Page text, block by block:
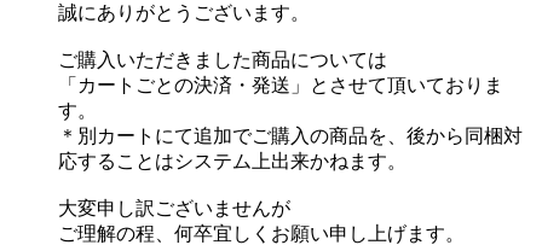
誠にありがとうございます。
ご購入いただきました商品については
「カートごとの決済・発送」とさせて頂いておりま
す。
＊別カートにて追加でご購入の商品を、後から同梱対
応することはシステム上出来かねます。
大変申し訳ございませんが
ご理解の程、何卒宜しくお願い申し上げます。